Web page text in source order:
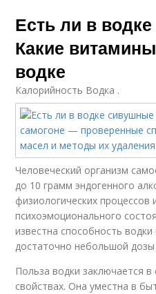
Есть ли в
Какие
водке
Калорийность Водка .
Человеческий организм
до 10 грамм эндогенного
физиологических процессов
психоэмоционального
известна способность
достаточно небольшой
Польза водки заключается
свойствах. Она уместна в